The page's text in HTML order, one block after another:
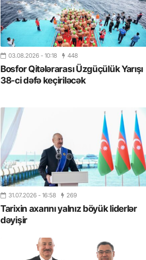
03.08.2026 - 10:18 448
Bosfor Qitələrarası Üzgüçülük Yarışı
38-ci dəfə keçiriləcək
31.07.2026 - 16:58 269
Tarixin axarını yalnız böyük liderlər
dəyişir